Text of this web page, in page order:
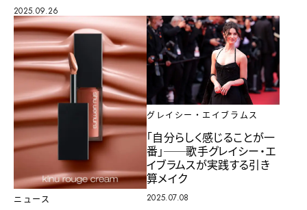
2025.09.26
ニュース
グレイシー・エイブラムス
「自分らしく感じることが一
番」──歌手グレイシー・エ
イブラムスが実践する引き
算メイク
2025.07.08